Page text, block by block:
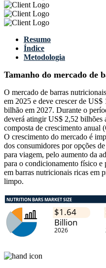
Resumo
Índice
Metodologia
Tamanho do mercado de
O mercado de barras
em 2025 e deve crescer de
bilhão em 2027. Durante o
deverá atingir US$ 2,52 bilhões
composta de crescimento
O crescimento do mercado é
dos consumidores por opções
para viagem, pelo aumento da
para o condicionamento físico e
em barras nutricionais ricas em
limpo.